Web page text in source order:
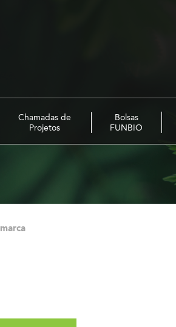
Chamadas de
Projetos
Bolsas
FUNBIO
marca